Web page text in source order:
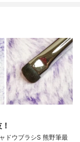
ドウブラシS 熊野筆最